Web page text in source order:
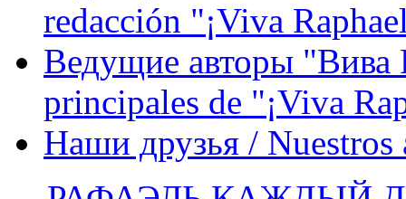
redacción "¡Viva
Ведущие авторы "Вива
principales de "¡Viva
Наши друзья / Nuestros